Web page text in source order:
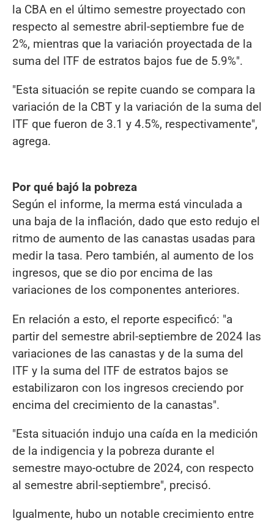
la CBA en el último semestre proyectado con
respecto al semestre abril-septiembre fue de
2%, mientras que la variación proyectada de la
suma del ITF de estratos bajos fue de 5.9%".
"Esta situación se repite cuando se compara la
variación de la CBT y la variación de la suma del
ITF que fueron de 3.1 y 4.5%, respectivamente",
agrega.
Por qué bajó la pobreza
Según el informe, la merma está vinculada a
una baja de la inflación, dado que esto redujo el
ritmo de aumento de las canastas usadas para
medir la tasa. Pero también, al aumento de los
ingresos, que se dio por encima de las
variaciones de los componentes anteriores.
En relación a esto, el reporte especificó: "a
partir del semestre abril-septiembre de 2024 las
variaciones de las canastas y de la suma del
ITF y la suma del ITF de estratos bajos se
estabilizaron con los ingresos creciendo por
encima del crecimiento de la canastas".
"Esta situación indujo una caída en la medición
de la indigencia y la pobreza durante el
semestre mayo-octubre de 2024, con respecto
al semestre abril-septiembre", precisó.
Igualmente, hubo un notable crecimiento entre